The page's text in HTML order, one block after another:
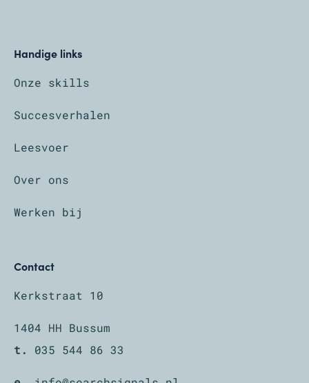
Handige links
Onze skills
Succesverhalen
Leesvoer
Over ons
Werken bij
Contact
Kerkstraat 10
1404 HH Bussum
t.
035 544 86 33